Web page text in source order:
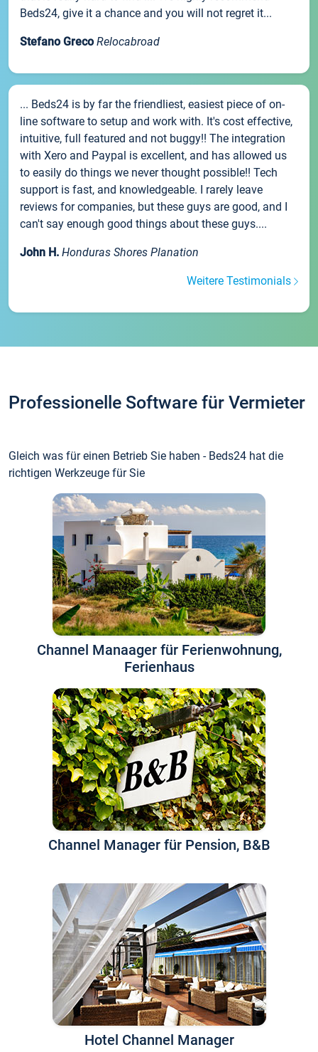
Beds24, give it a chance and you will not regret it...
Stefano Greco Relocabroad
... Beds24 is by far the friendliest, easiest piece of on-
line software to setup and work with. It's cost effective,
intuitive, full featured and not buggy!! The integration
with Xero and Paypal is excellent, and has allowed us
to easily do things we never thought possible!! Tech
support is fast, and knowledgeable. I rarely leave
reviews for companies, but these guys are good, and I
can't say enough good things about these guys....
John H. Honduras Shores Planation
Weitere Testimonials
Professionelle Software für Vermieter
Gleich was für einen Betrieb Sie haben - Beds24 hat die
richtigen Werkzeuge für Sie
Channel Manaager für Ferienwohnung,
Ferienhaus
Channel Manager für Pension, B&B
Hotel Channel Manager